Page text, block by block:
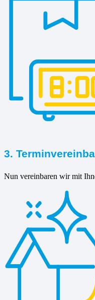
3.
Nun vereinbaren wir mit